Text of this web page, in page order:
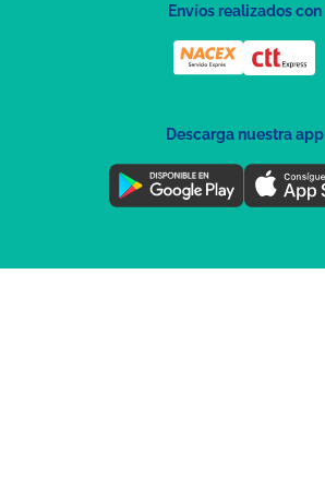
Envíos realizados con
Descarga nuestra app